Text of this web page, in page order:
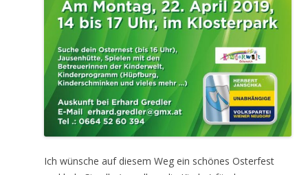
Ich wünsche auf diesem Weg ein schönes Osterfest